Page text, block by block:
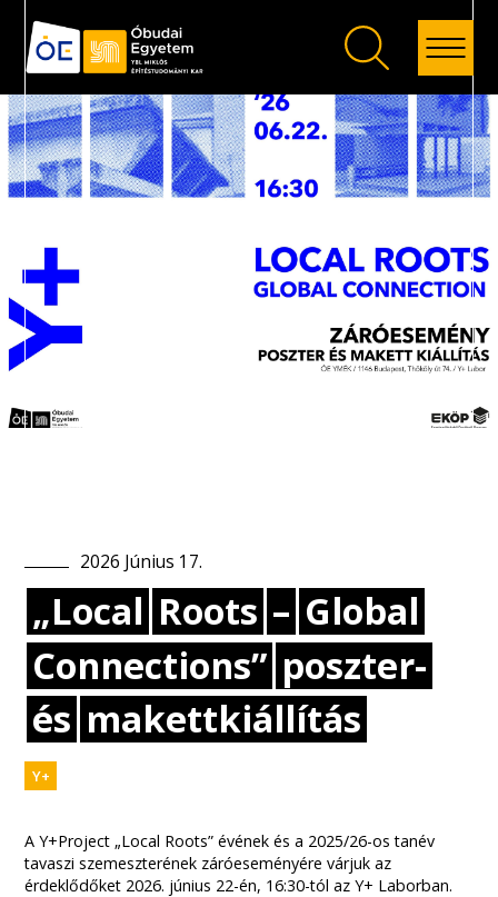
Vissza
2026 Június 17.
„Local Roots – Global
Connections” poszter-
és makettkiállítás
Y+
A Y+Project „Local Roots” évének és a 2025/26-os tanév
tavaszi szemeszterének záróeseményére várjuk az
érdeklődőket 2026. június 22-én, 16:30-tól az Y+ Laborban.